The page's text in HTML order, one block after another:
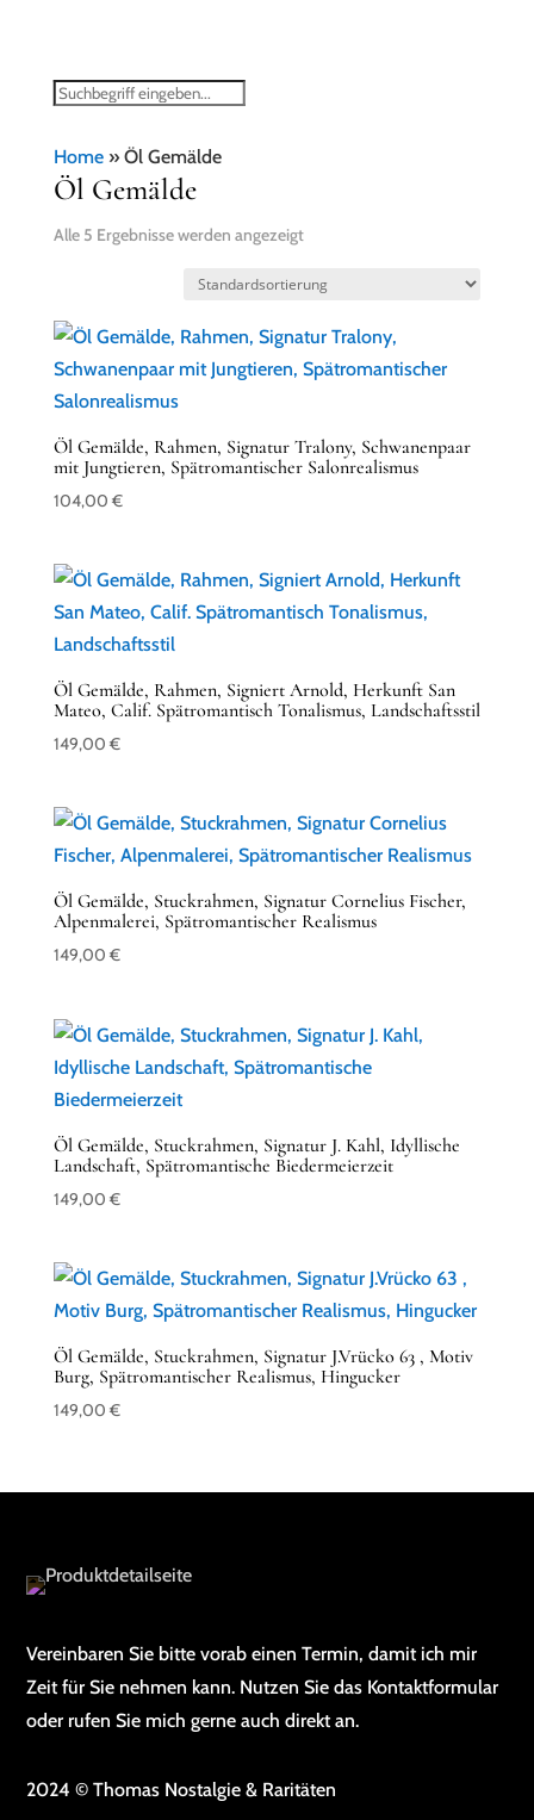
Home» Öl Gemälde
Öl Gemälde
Alle 5 Ergebnisse werden angezeigt
Öl Gemälde, Rahmen, Signatur Tralony, Schwanenpaar
mit Jungtieren, Spätromantischer Salonrealismus
104,00 €
Öl Gemälde, Rahmen, Signiert Arnold, Herkunft San
Mateo, Calif. Spätromantisch Tonalismus, Landschaftsstil
149,00 €
Öl Gemälde, Stuckrahmen, Signatur Cornelius Fischer,
Alpenmalerei, Spätromantischer Realismus
149,00 €
Öl Gemälde, Stuckrahmen, Signatur J. Kahl, Idyllische
Landschaft, Spätromantische Biedermeierzeit
149,00 €
Öl Gemälde, Stuckrahmen, Signatur J.Vrücko 63 , Motiv
Burg, Spätromantischer Realismus, Hingucker
149,00 €
Vereinbaren Sie bitte vorab einen Termin, damit ich mir
Zeit für Sie nehmen kann. Nutzen Sie das Kontaktformular
oder rufen Sie mich gerne auch direkt an.
2024 © Thomas Nostalgie & Raritäten